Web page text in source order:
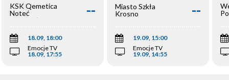
KSK Qemetica
Noteć
Inowrocław
--
18.09, 18:00
Emocje TV
18.09, 17:55
Miasto Szkła
Krosno
--
19.09, 15:00
Emocje TV
19.09, 14:55